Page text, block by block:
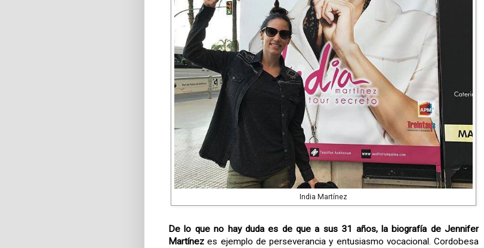
India Martínez
De lo que no hay duda es de que a sus 31 años, la biografía de Jennifer
Martínezes ejemplo de perseverancia y entusiasmo vocacional. Cordobesa